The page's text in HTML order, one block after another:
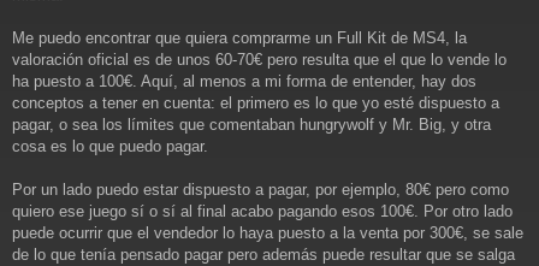
Me puedo encontrar que quiera comprarme un Full Kit de MS4, la
valoración oficial es de unos 60-70€ pero resulta que el que lo vende lo
ha puesto a 100€. Aquí, al menos a mi forma de entender, hay dos
conceptos a tener en cuenta: el primero es lo que yo esté dispuesto a
pagar, o sea los límites que comentaban hungrywolf y Mr. Big, y otra
cosa es lo que puedo pagar.
Por un lado puedo estar dispuesto a pagar, por ejemplo, 80€ pero como
quiero ese juego sí o sí al final acabo pagando esos 100€. Por otro lado
puede ocurrir que el vendedor lo haya puesto a la venta por 300€, se sale
de lo que tenía pensado pagar pero además puede resultar que se salga